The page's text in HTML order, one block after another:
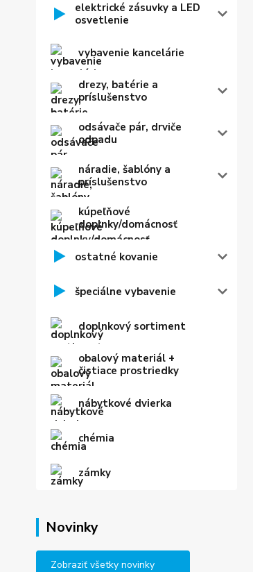
elektrické zásuvky a LED
osvetlenie
vybavenie kancelárie
drezy, batérie a
príslušenstvo
odsávače pár, drviče
odpadu
náradie, šablóny a
príslušenstvo
kúpeľňové
doplnky/domácnosť
ostatné kovanie
špeciálne vybavenie
doplnkový sortiment
obalový materiál +
čistiace prostriedky
nábytkové dvierka
chémia
zámky
Novinky
Zobraziť všetky novinky